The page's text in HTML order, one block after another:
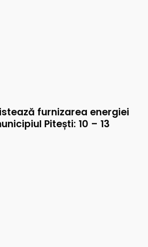
furnizarea energiei
Pitești: 10 – 13